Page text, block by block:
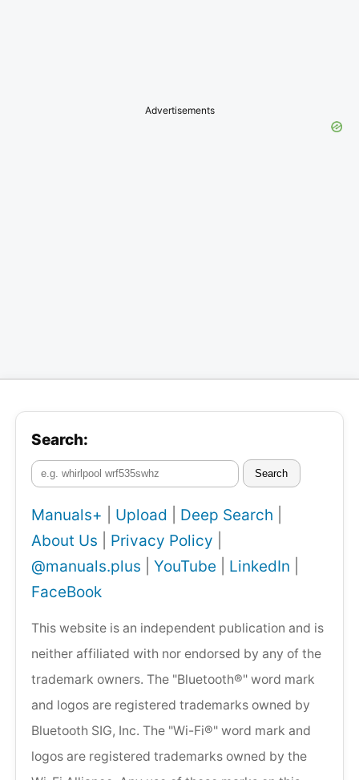
Advertisements
Search:
Search
Manuals+ Upload Deep Search
About Us
Privacy Policy
@manuals.plus
YouTube LinkedIn
FaceBook
This website is an independent publication and is
neither affiliated with nor endorsed by any of the
trademark owners. The "Bluetooth®" word mark
and logos are registered trademarks owned by
Bluetooth SIG, Inc. The "Wi-Fi®" word mark and
logos are registered trademarks owned by the